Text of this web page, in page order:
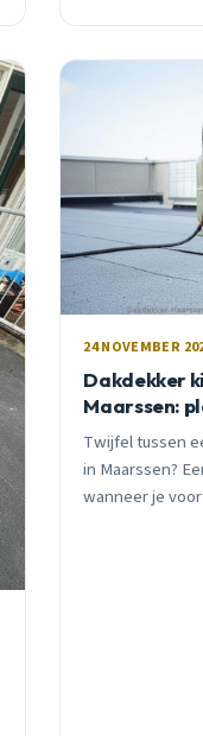
24 NOVEMBER
Dakdekker
Maarssen:
Twijfel tussen
in Maarssen?
wanneer je